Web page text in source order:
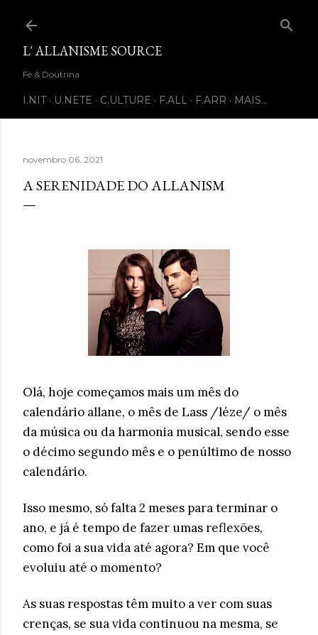
L' ALLANISME SOURCE
Fé & Doutrina
I.NIT U.NETE C.ULTURE F.ALL F.ARR MAIS…
novembro 06, 2021
A SERENIDADE DO ALLANISM
Olá, hoje começamos mais um mês do
calendário allane, o mês de Lass /léze/ o mês
da música ou da harmonia musical, sendo esse
o décimo segundo mês e o penúltimo de nosso
calendário.
Isso mesmo, só falta 2 meses para terminar o
ano, e já é tempo de fazer umas reflexões,
como foi a sua vida até agora? Em que você
evoluiu até o momento?
As suas respostas têm muito a ver com suas
crenças, se sua vida continuou na mesma, se